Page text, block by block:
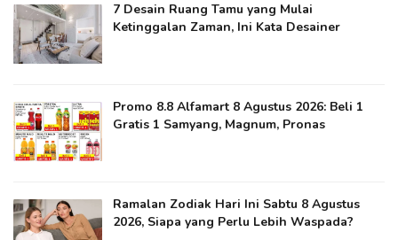
7 Desain Ruang Tamu yang Mulai
Ketinggalan Zaman, Ini Kata Desainer
Promo 8.8 Alfamart 8 Agustus 2026: Beli 1
Gratis 1 Samyang, Magnum, Pronas
Ramalan Zodiak Hari Ini Sabtu 8 Agustus
2026, Siapa yang Perlu Lebih Waspada?